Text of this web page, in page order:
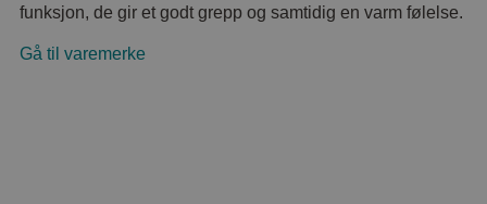
funksjon, de gir et godt grepp og samtidig en varm følelse.
Gå til varemerke